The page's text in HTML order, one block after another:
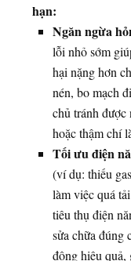
hạn:
Ngăn ngừa
lỗi nhỏ sớm
hại nặng hơn
nén, bo mạch
chủ tránh
hoặc thậm chí
Tối ưu điện
(ví dụ: thiếu
làm việc quá
tiêu thụ điện
sửa chữa đúng
động hiệu quả,